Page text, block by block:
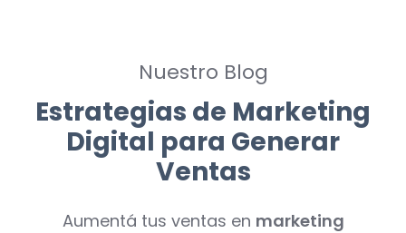
Nuestro Blog
Estrategias de Marketing
Digital para Generar
Ventas
Aumentá tus ventas en marketing